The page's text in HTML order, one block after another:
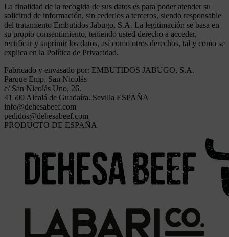
La finalidad de la recogida de sus datos es para poder atender su
solicitud de información, sin cederlos a terceros, siendo responsable
del tratamiento Embutidos Jabugo, S.A. La legitimación se basa en
su propio consentimiento, teniendo usted derecho a acceder,
rectificar y suprimir los datos, así como otros derechos, tal y como se
explica en la Política de Privacidad.
Fabricado y envasado por: EMBUTIDOS JABUGO, S.A.
Parque Emp. San Nicolás
c/ San Nicolás Uno, 26.
41500 Alcalá de Guadaíra. Sevilla ESPAÑA
info@dehesabeef.com
pedidos@dehesabeef.com
PRODUCTO DE ESPAÑA